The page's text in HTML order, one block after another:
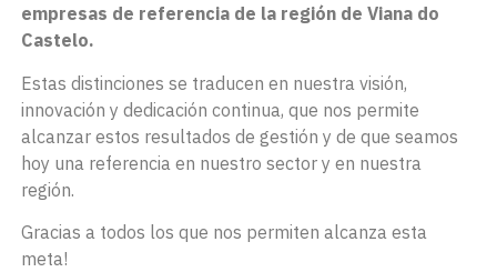
empresas de referencia de la región de Viana do
Castelo.
Estas distinciones se traducen en nuestra visión,
innovación y dedicación continua, que nos permite
alcanzar estos resultados de gestión y de que seamos
hoy una referencia en nuestro sector y en nuestra
región.
Gracias a todos los que nos permiten alcanza esta
meta!